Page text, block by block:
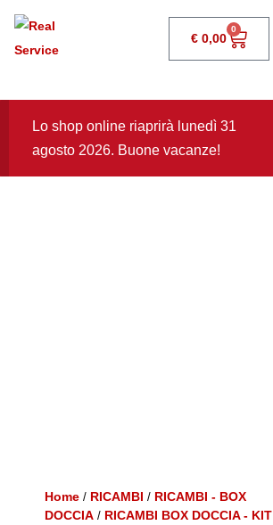
€ 0,00
0
Lo shop online riaprirà lunedì 31
agosto 2026. Buone vacanze!
Home / RICAMBI / RICAMBI - BOX
DOCCIA / RICAMBI BOX DOCCIA - KIT